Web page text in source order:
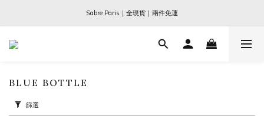
Ogata x 坂本龍一 ｜大師珍藏系列
Sabre Paris｜全現貨｜兩件免運
Ogata x 坂本龍一 ｜大師珍藏系列
BLUE BOTTLE
篩選